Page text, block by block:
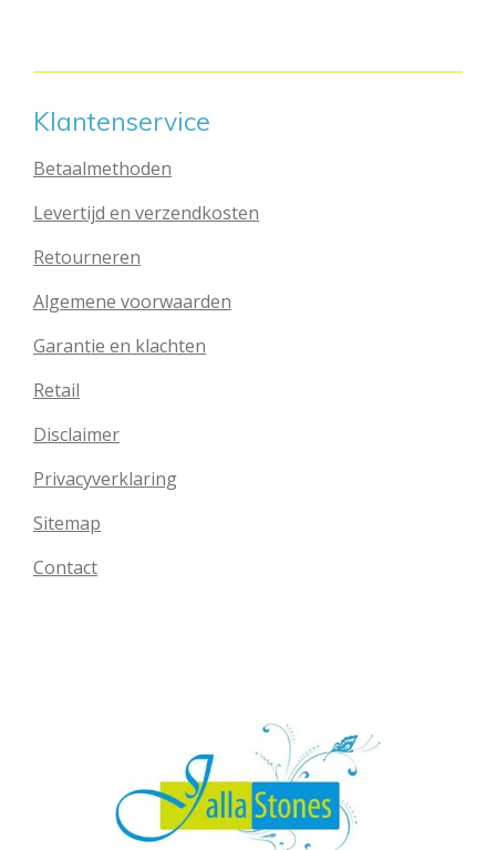
Klantenservice
Betaalmethoden
Levertijd en verzendkosten
Retourneren
Algemene voorwaarden
Garantie en klachten
Retail
Disclaimer
Privacyverklaring
Sitemap
Contact